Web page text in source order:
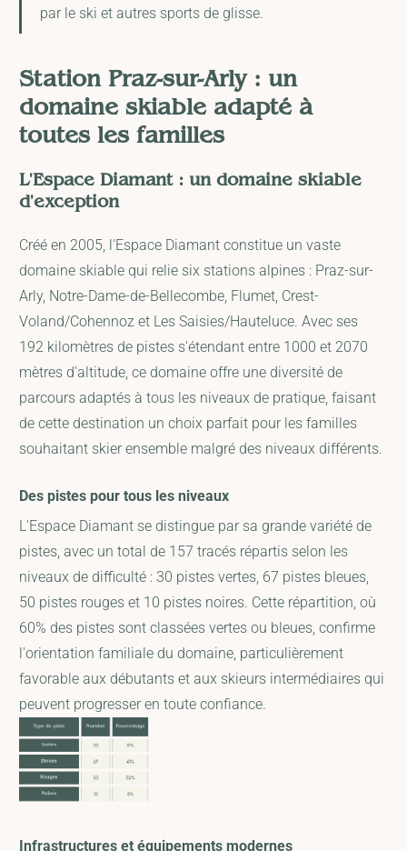
par le ski et autres sports de glisse.
Station Praz-sur-Arly : un
domaine skiable adapté à
toutes les familles
L'Espace Diamant : un domaine skiable
d'exception
Créé en 2005, l'Espace Diamant constitue un vaste
domaine skiable qui relie six stations alpines : Praz-sur-
Arly, Notre-Dame-de-Bellecombe, Flumet, Crest-
Voland/Cohennoz et Les Saisies/Hauteluce. Avec ses
192 kilomètres de pistes s'étendant entre 1000 et 2070
mètres d'altitude, ce domaine offre une diversité de
parcours adaptés à tous les niveaux de pratique, faisant
de cette destination un choix parfait pour les familles
souhaitant skier ensemble malgré des niveaux différents.
Des pistes pour tous les niveaux
L'Espace Diamant se distingue par sa grande variété de
pistes, avec un total de 157 tracés répartis selon les
niveaux de difficulté : 30 pistes vertes, 67 pistes bleues,
50 pistes rouges et 10 pistes noires. Cette répartition, où
60% des pistes sont classées vertes ou bleues, confirme
l'orientation familiale du domaine, particulièrement
favorable aux débutants et aux skieurs intermédiaires qui
peuvent progresser en toute confiance.
Infrastructures et équipements modernes